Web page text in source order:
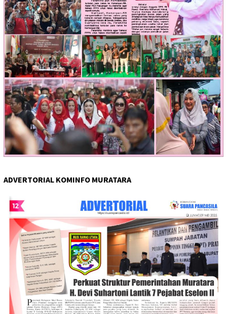
ADVERTORIAL KOMINFO MURATARA